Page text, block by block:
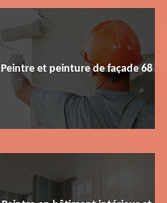
Peintre et peinture de façade 68